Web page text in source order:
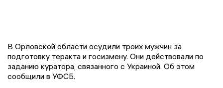
В Орловской области осудили троих мужчин за
подготовку теракта и госизмену. Они действовали по
заданию куратора, связанного с Украиной. Об этом
сообщили в УФСБ.